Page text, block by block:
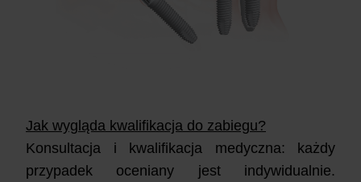
Jak wygląda kwalifikacja do zabiegu?
Konsultacja i kwalifikacja medyczna: każdy
przypadek oceniany jest indywidualnie.